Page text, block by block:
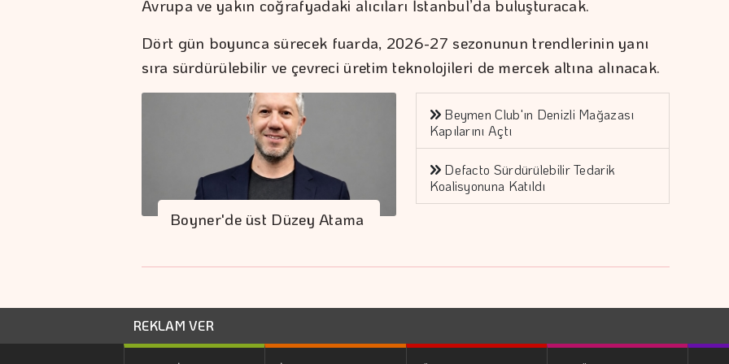
Avrupa ve yakın coğrafyadaki alıcıları İstanbul’da buluşturacak.
Dört gün boyunca sürecek fuarda, 2026-27 sezonunun trendlerinin yanı
sıra sürdürülebilir ve çevreci üretim teknolojileri de mercek altına alınacak.
Boyner'de üst Düzey Atama
Beymen Club'ın Denizli Mağazası
Kapılarını Açtı
Defacto Sürdürülebilir Tedarik
Koalisyonuna Katıldı
REKLAM VER